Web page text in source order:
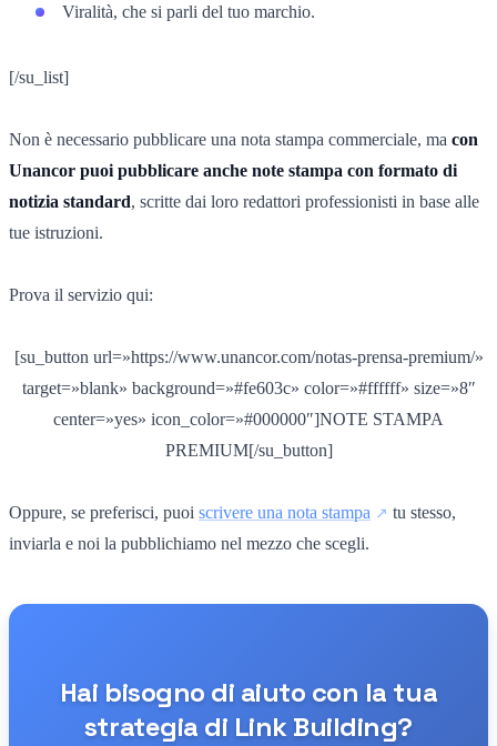
Viralità, che si parli del tuo marchio.
[/su_list]
Non è necessario pubblicare una nota stampa commerciale, ma con
Unancor puoi pubblicare anche note stampa con formato di
notizia standard, scritte dai loro redattori professionisti in base alle
tue istruzioni.
Prova il servizio qui:
[su_button url=»https://www.unancor.com/notas-prensa-premium/»
target=»blank» background=»#fe603c» color=»#ffffff» size=»8″
center=»yes» icon_color=»#000000″]NOTE STAMPA
PREMIUM[/su_button]
Oppure, se preferisci, puoi scrivere una nota stampa
tu stesso,
inviarla e noi la pubblichiamo nel mezzo che scegli.
Hai bisogno di aiuto con la tua
strategia di Link Building?